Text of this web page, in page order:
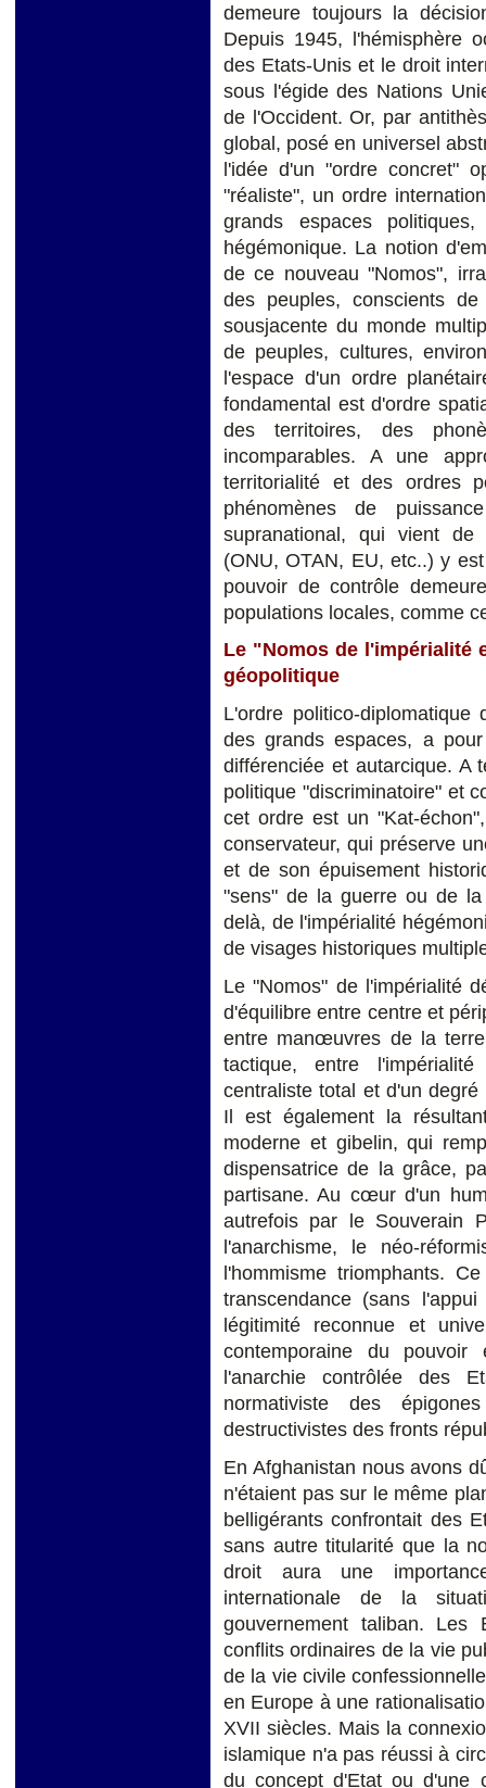
demeure toujours la
Depuis 1945, l'hémisphère
des Etats-Unis et le droit
sous l'égide des Nations
de l'Occident. Or, par
global, posé en universel
l'idée d'un "ordre concret"
"réaliste", un ordre
grands espaces
hégémonique. La notion
de ce nouveau "Nomos",
des peuples, conscients
sousjacente du monde
de peuples, cultures,
l'espace d'un ordre
fondamental est d'ordre
des territoires, des
incomparables. A une
territorialité et des ordres
phénomènes de
supranational, qui vient de
(ONU, OTAN, EU, etc..) y
pouvoir de contrôle
populations locales, comme
Le "Nomos de l'impérialité
géopolitique
L'ordre politico-
des grands espaces, a
différenciée et autarcique. A
politique "discriminatoire" et
cet ordre est un "Kat-
conservateur, qui préserve
et de son épuisement
"sens" de la guerre ou de
delà, de l'impérialité
de visages historiques
Le "Nomos" de l'impérialité
d'équilibre entre centre et
entre manœuvres de la
tactique, entre
centraliste total et d'un
Il est également la
moderne et gibelin, qui
dispensatrice de la grâce,
partisane. Au cœur d'un
autrefois par le Souverain
l'anarchisme, le néo-
l'hommisme triomphants.
transcendance (sans
légitimité reconnue et
contemporaine du
l'anarchie contrôlée des
normativiste des
destructivistes des fronts
En Afghanistan nous avons
n'étaient pas sur le même
belligérants confrontait des
sans autre titularité que la
droit aura une
internationale de la
gouvernement taliban.
conflits ordinaires de la vie
de la vie civile
en Europe à une
XVII siècles. Mais la
islamique n'a pas réussi à
du concept d'Etat ou d'une